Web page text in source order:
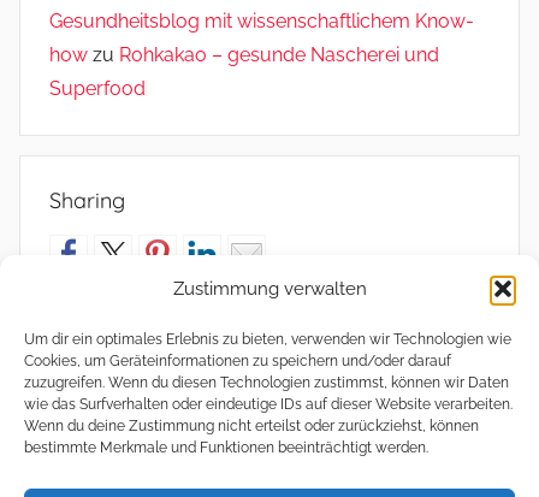
Zustimmung verwalten
Um dir ein optimales Erlebnis zu bieten, verwenden wir Technologien wie
Cookies, um Geräteinformationen zu speichern und/oder darauf
zuzugreifen. Wenn du diesen Technologien zustimmst, können wir Daten
wie das Surfverhalten oder eindeutige IDs auf dieser Website verarbeiten.
Wenn du deine Zustimmung nicht erteilst oder zurückziehst, können
bestimmte Merkmale und Funktionen beeinträchtigt werden.
Gesundheitsblog mit wissenschaftlichem Know-
how zu Rohkakao – gesunde Nascherei und
Superfood
Sharing
Meta
Anmelden